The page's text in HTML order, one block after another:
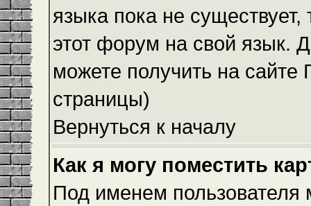
языка пока не
этот форум на свой язык.
можете получить на сайте
страницы)
Вернуться к началу
Как я могу поместить
Под именем пользователя